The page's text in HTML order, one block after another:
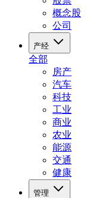
概念股
公司
产经
全部
房产
汽车
科技
工业
商业
农业
能源
交通
健康
管理